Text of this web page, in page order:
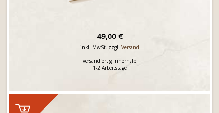
49,00 €
inkl. MwSt. zzgl. Versand
versandfertig innerhalb
1-2 Arbeitstage